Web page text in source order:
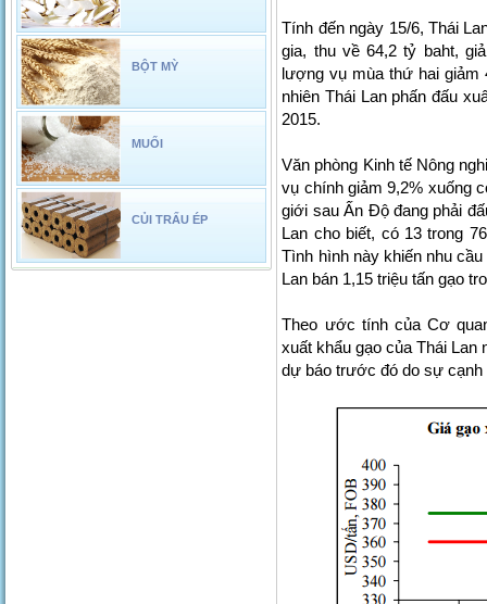
BỘT MỲ
MUỐI
CỦI TRẤU ÉP
Tính đến ngày 15/6, Thái
gia, thu về 64,2 tỷ baht,
lượng vụ mùa thứ hai giảm
nhiên Thái Lan phấn đấu
2015.
Văn phòng Kinh tế Nông
vụ chính giảm 9,2% xuống
giới sau Ấn Độ đang phải
Lan cho biết, có 13 trong
Tình hình này khiến nhu
Lan bán 1,15 triệu tấn gạo
Theo ước tính của Cơ
xuất khẩu gạo của Thái Lan
dự báo trước đó do sự cạnh